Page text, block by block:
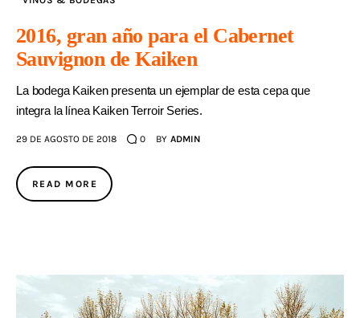
2016, gran año para el Cabernet
Sauvignon de Kaiken
La bodega Kaiken presenta un ejemplar de esta cepa que
integra la línea Kaiken Terroir Series.
29 DE AGOSTO DE 2018 0 BY ADMIN
READ MORE